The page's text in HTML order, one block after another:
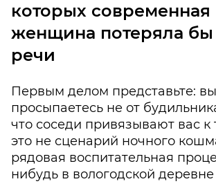
которых современная
женщина потеряла бы
речи
Первым делом представьте: вы
просыпаетесь не от
что соседи привязывают вас к
это не сценарий ночного
рядовая воспитательная
нибудь в вологодской деревне